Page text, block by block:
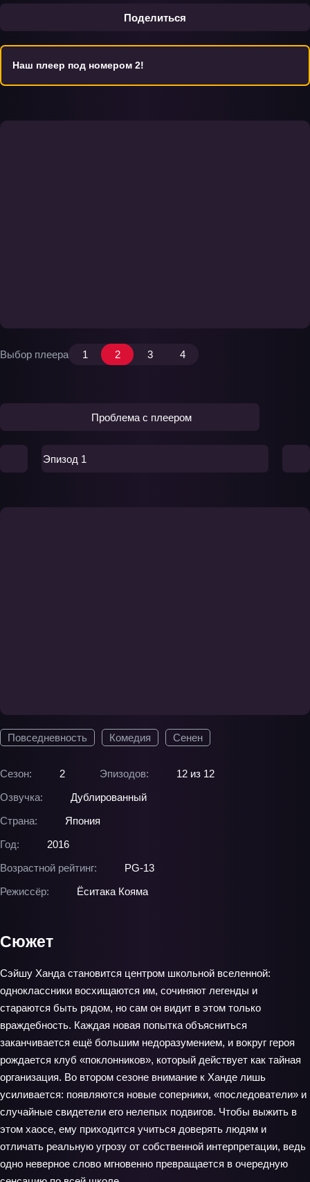
Поделиться
Повседневность Комедия Сенен
Сезон: 2 Эпизодов:
12 из 12
Озвучка:
Дублированный
Страна:
Япония
Год:
2016
Возрастной рейтинг:
PG-13
Режиссёр:
Ёситака Кояма
Наш плеер под номером 2!
Выбор плеера 1 2 3 4
Проблема с плеером
Эпизод 1
Сюжет
Сэйшу Ханда становится центром школьной вселенной:
одноклассники восхищаются им, сочиняют легенды и
стараются быть рядом, но сам он видит в этом только
враждебность. Каждая новая попытка объясниться
заканчивается ещё большим недоразумением, и вокруг героя
рождается клуб «поклонников», который действует как тайная
организация. Во втором сезоне внимание к Ханде лишь
усиливается: появляются новые соперники, «последователи» и
случайные свидетели его нелепых подвигов. Чтобы выжить в
этом хаосе, ему приходится учиться доверять людям и
отличать реальную угрозу от собственной интерпретации, ведь
одно неверное слово мгновенно превращается в очередную